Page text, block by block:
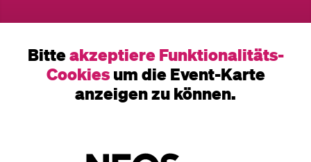
Bitteakzeptiere Funktionalitäts-
Cookiesum die Event-Karte
anzeigen zu können.